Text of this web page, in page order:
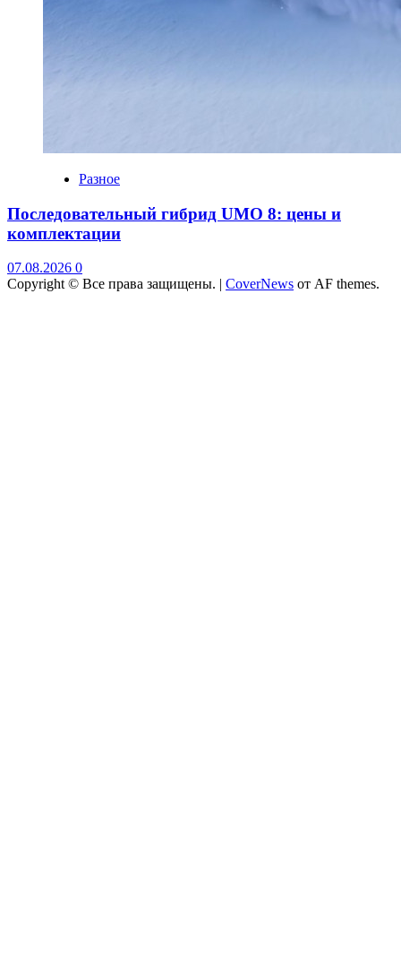
Разное
Последовательный гибрид UMO 8: цены и
комплектации
07.08.2026 0
Copyright © Все права защищены. | CoverNews от AF themes.